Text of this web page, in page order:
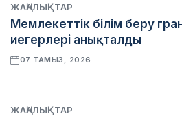
ЖАҢАЛЫҚТАР
Мемлекеттік білім беру
иегерлері анықталды
07 ТАМЫЗ, 2026
ЖАҢАЛЫҚТАР